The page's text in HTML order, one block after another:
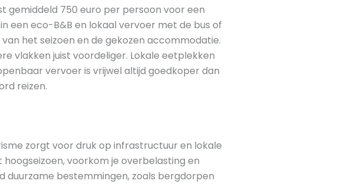
gemiddeld 750 euro per persoon voor een
een eco-B&B en lokaal vervoer met de bus of
het seizoen en de gekozen accommodatie.
vlakken juist voordeliger. Lokale eetplekken
vervoer is vrijwel altijd goedkoper dan
reizen.
zorgt voor druk op infrastructuur en lokale
voorkom je overbelasting en
duurzame bestemmingen, zoals bergdorpen